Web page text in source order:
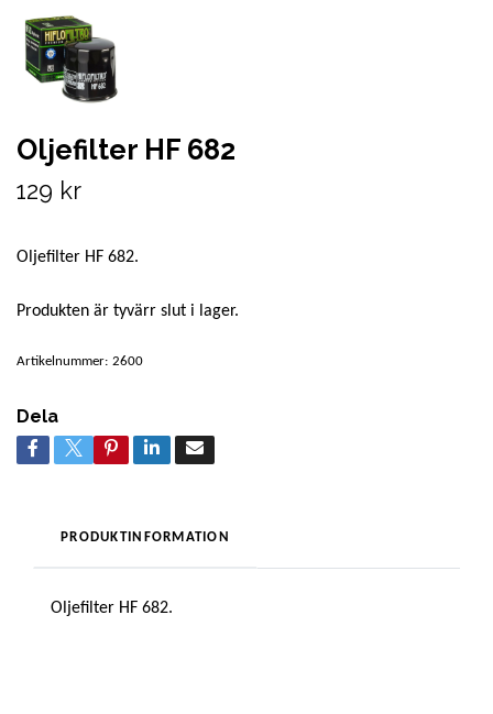
Oljefilter HF 682
129 kr
Oljefilter HF 682.
Produkten är tyvärr slut i lager.
Artikelnummer: 2600
Dela
PRODUKTINFORMATION
Oljefilter HF 682.